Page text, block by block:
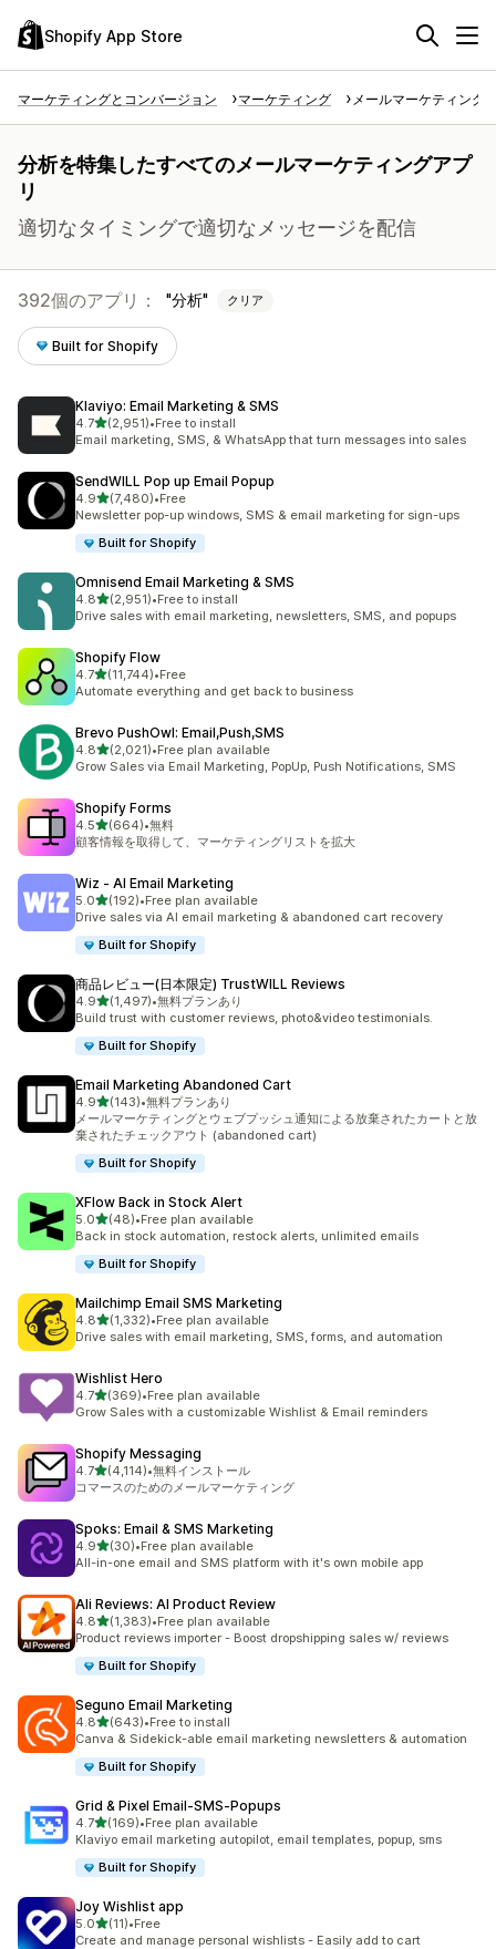
Shopify App Store
マーケティングとコンバージョン マーケティング メールマーケティング
分析を特集したすべてのメールマーケティングアプ
リ
適切なタイミングで適切なメッセージを配信
392個のアプリ： 分析 クリア
Built for Shopify
Klaviyo: Email Marketing & SMS
4.75つ星中
(2,951)
合計レビュー数：2951件
•Free to install
Email marketing, SMS, & WhatsApp that turn messages into sales
SendWILL Pop up Email Popup
4.95つ星中
(7,480)
合計レビュー数：7480件
•Free
Newsletter pop-up windows, SMS & email marketing for sign-ups
Built for Shopify
Omnisend Email Marketing & SMS
4.85つ星中
(2,951)
合計レビュー数：2951件
•Free to install
Drive sales with email marketing, newsletters, SMS, and popups
Shopify Flow
4.75つ星中
(11,744)
合計レビュー数：11744件
•Free
Automate everything and get back to business
Brevo PushOwl: Email,Push,SMS
4.85つ星中
(2,021)
合計レビュー数：2021件
•Free plan available
Grow Sales via Email Marketing, PopUp, Push Notifications, SMS
Shopify Forms
4.55つ星中
(664)
合計レビュー数：664件
•無料
顧客情報を取得して、マーケティングリストを拡大
Wiz ‑ AI Email Marketing
5.05つ星中
(192)
合計レビュー数：192件
•Free plan available
Drive sales via AI email marketing & abandoned cart recovery
Built for Shopify
商品レビュー(日本限定) TrustWILL Reviews
4.95つ星中
(1,497)
合計レビュー数：1497件
•無料プランあり
Build trust with customer reviews, photo&video testimonials.
Built for Shopify
Email Marketing Abandoned Cart
4.95つ星中
(143)
合計レビュー数：143件
•無料プランあり
メールマーケティングとウェブプッシュ通知による放棄されたカートと放
棄されたチェックアウト (abandoned cart)
Built for Shopify
XFlow Back in Stock Alert
5.05つ星中
(48)
合計レビュー数：48件
•Free plan available
Back in stock automation, restock alerts, unlimited emails
Built for Shopify
Mailchimp Email SMS Marketing
4.85つ星中
(1,332)
合計レビュー数：1332件
•Free plan available
Drive sales with email marketing, SMS, forms, and automation
Wishlist Hero
4.75つ星中
(369)
合計レビュー数：369件
•Free plan available
Grow Sales with a customizable Wishlist & Email reminders
Shopify Messaging
4.75つ星中
(4,114)
合計レビュー数：4114件
•無料インストール
コマースのためのメールマーケティング
Spoks: Email & SMS Marketing
4.95つ星中
(30)
合計レビュー数：30件
•Free plan available
All-in-one email and SMS platform with it's own mobile app
Ali Reviews: AI Product Review
4.85つ星中
(1,383)
合計レビュー数：1383件
•Free plan available
Product reviews importer - Boost dropshipping sales w/ reviews
Built for Shopify
Seguno Email Marketing
4.85つ星中
(643)
合計レビュー数：643件
•Free to install
Canva & Sidekick-able email marketing newsletters & automation
Built for Shopify
Grid & Pixel Email‑SMS‑Popups
4.75つ星中
(169)
合計レビュー数：169件
•Free plan available
Klaviyo email marketing autopilot, email templates, popup, sms
Built for Shopify
Joy Wishlist app
5.05つ星中
(11)
合計レビュー数：11件
•Free
Create and manage personal wishlists - Easily add to cart